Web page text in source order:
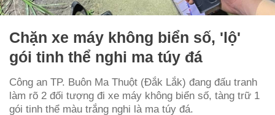
Chặn xe máy không biển số, 'lộ'
gói tinh thể nghi ma túy đá
Công an TP. Buôn Ma Thuột (Đắk Lắk) đang đấu tranh
làm rõ 2 đối tượng đi xe máy không biển số, tàng trữ 1
gói tinh thể màu trắng nghi là ma túy đá.